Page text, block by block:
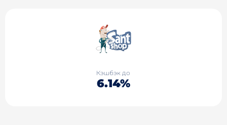
Кэшбэк до
6.14%